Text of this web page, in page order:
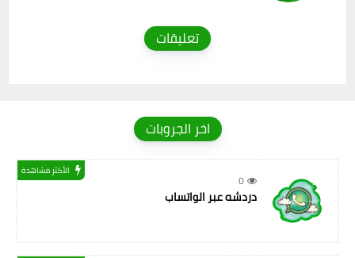
تعليقات
اخر الجروبات
0
الأكثر مشاهدة
دردشه عبر الواتساب